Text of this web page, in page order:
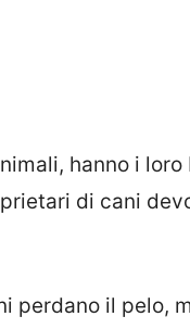
hanno i
di cani
perdano il pelo,